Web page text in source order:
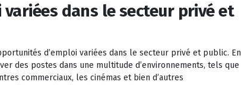
dans le secteur privé et
d’emploi variées dans le secteur privé et public. En
des postes dans une multitude d’environnements, tels que
commerciaux, les cinémas et bien d’autres